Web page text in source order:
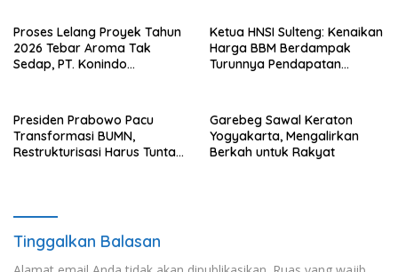
Proses Lelang Proyek Tahun
2026 Tebar Aroma Tak
Sedap, PT. Konindo
Ketua HNSI Sulteng: Kenaikan
Harga BBM Berdampak
Turunnya Pendapatan
Presiden Prabowo Pacu
Transformasi BUMN,
Restrukturisasi Harus Tuntas
Garebeg Sawal Keraton
Yogyakarta, Mengalirkan
Berkah untuk Rakyat
Tinggalkan Balasan